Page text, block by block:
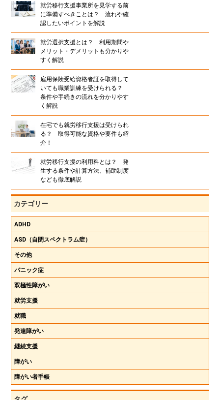
就労移行支援事業所を見学する前
に準備すべきことは？ 流れや確
認したいポイントを解説
就労選択支援とは？ 利用期間や
メリット・デメリットも分かりや
すく解説
雇用保険受給資格者証を取得して
いても職業訓練を受けられる？
条件や手続きの流れを分かりやす
く解説
在宅でも就労移行支援は受けられ
る？ 取得可能な資格や要件も紹
介！
就労移行支援の利用料とは？ 発
生する条件や計算方法、補助制度
なども徹底解説
カテゴリー
ADHD
ASD（自閉スペクトラム症）
その他
パニック症
双極性障がい
就労支援
就職
発達障がい
継続支援
障がい
障がい者手帳